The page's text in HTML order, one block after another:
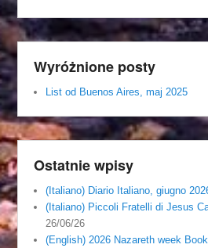
Wyróżnione posty
List od Buenos Aires, maj 2025
Ostatnie wpisy
(Italiano) Diario Italiano, giugno
(Italiano) Piccoli Fratelli di Jesus
26/06/26
(English) 2026 Nazareth week